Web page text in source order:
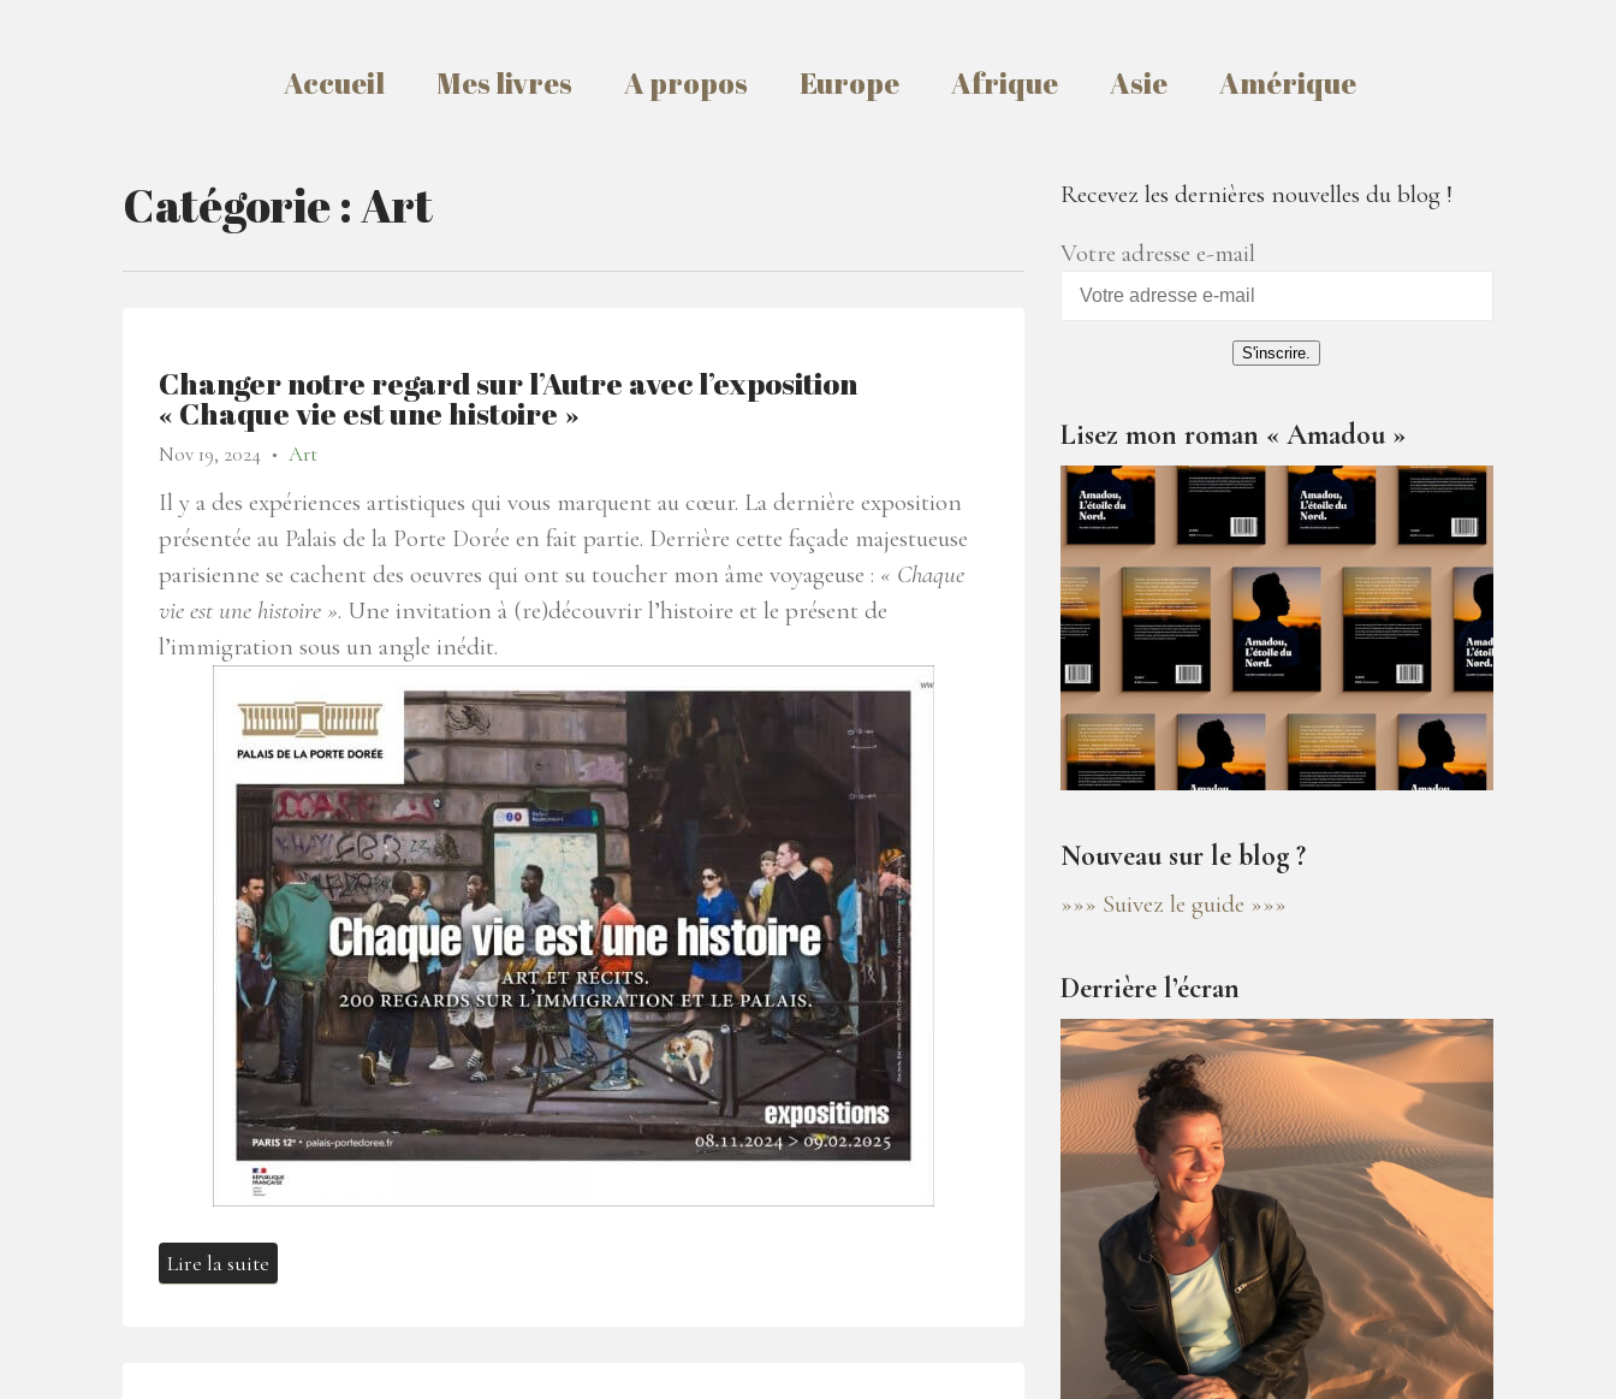
Accueil Mes livres A propos Europe Afrique Asie Amérique
Catégorie :Art
Changer notre regard sur l’Autre avec l’exposition
« Chaque vie est une histoire »
Nov 19, 2024 ● Art
Il y a des expériences artistiques qui vous marquent au cœur. La dernière exposition
présentée au Palais de la Porte Dorée en fait partie. Derrière cette façade majestueuse
parisienne se cachent des oeuvres qui ont su toucher mon âme voyageuse : « Chaque
vie est une histoire ». Une invitation à (re)découvrir l’histoire et le présent de
l’immigration sous un angle inédit.
Lire la suite
Recevez les dernières nouvelles du blog !
Votre adresse e-mail
S'inscrire.
Lisez mon roman « Amadou »
Nouveau sur le blog ?
»»» Suivez le guide »»»
Derrière l’écran